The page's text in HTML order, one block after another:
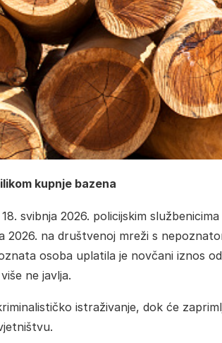
kupnje bazena
svibnja 2026. policijskim
2026. na društvenoj mreži s
osoba uplatila je novčani iznos
ne javlja.
istraživanje, dok će